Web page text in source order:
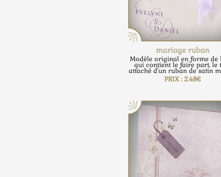
mariage ruban
Modèle original en forme de
qui contient le faire part, le
attaché d'un ruban de satin
PRIX : 2.48€